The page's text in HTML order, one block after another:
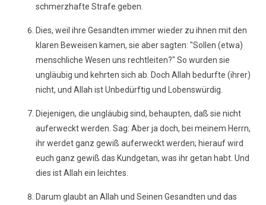
schmerzhafte Strafe geben.
Dies, weil ihre Gesandten immer wieder zu ihnen mit den
klaren Beweisen kamen, sie aber sagten: "Sollen (etwa)
menschliche Wesen uns rechtleiten?" So wurden sie
ungläubig und kehrten sich ab. Doch Allah bedurfte (ihrer)
nicht, und Allah ist Unbedürftig und Lobenswürdig.
Diejenigen, die ungläubig sind, behaupten, daß sie nicht
auferweckt werden. Sag: Aber ja doch, bei meinem Herrn,
ihr werdet ganz gewiß auferweckt werden; hierauf wird
euch ganz gewiß das Kundgetan, was ihr getan habt. Und
dies ist Allah ein leichtes.
Darum glaubt an Allah und Seinen Gesandten und das